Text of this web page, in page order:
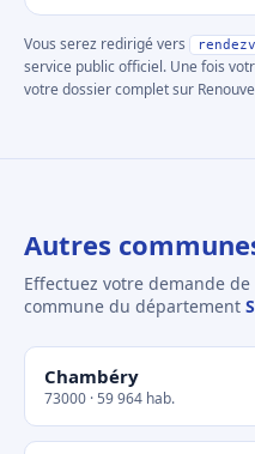
Vous serez redirigé vers
service public officiel. Une fois
votre dossier complet sur
Autres
Effectuez votre demande
commune du département
Chambéry
73000 · 59 964 hab.